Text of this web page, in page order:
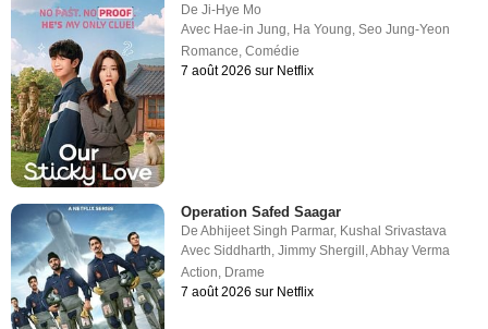
DeJi-Hye Mo
Avec Hae-in Jung Ha Young ,Seo Jung-Yeon
Romance ,Comédie
7 août 2026 sur Netflix
Operation Safed Saagar
DeAbhijeet Singh Parmar, Kushal Srivastava
AvecSiddharth,Jimmy Shergill ,Abhay Verma
Action, Drame
7 août 2026 sur Netflix